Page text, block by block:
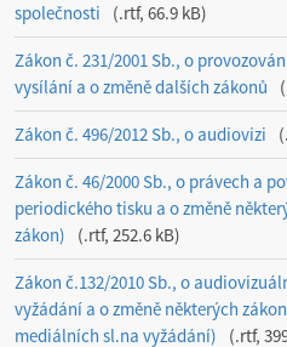
společnosti
.rtf, 66.9 kB
Zákon č. 231/2001 Sb., o
vysílání a o změně dalších zákonů
Zákon č. 496/2012 Sb., o audiovizi
Zákon č. 46/2000 Sb., o právech a
periodického tisku a o změně
zákon)
.rtf, 252.6 kB
Zákon č.132/2010 Sb., o
vyžádání a o změně některých
mediálních sl.na vyžádání)
.rtf,